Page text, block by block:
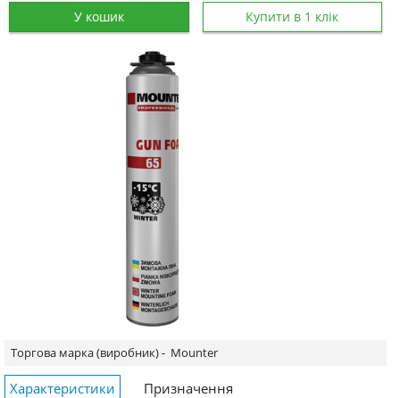
У кошик Купити в 1 клік
Торгова марка (виробник) - Mounter
Характеристики Призначення